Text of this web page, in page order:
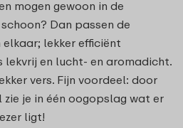
mogen gewoon in de
Dan passen de
lekker efficiënt
lekvrij en lucht- en aromadicht.
vers. Fijn voordeel: door
je in één oogopslag wat er
ligt!